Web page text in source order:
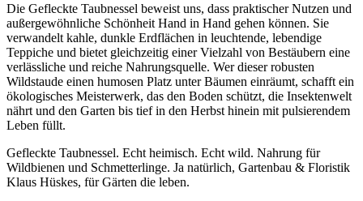
Die Gefleckte Taubnessel beweist uns, dass praktischer Nutzen und
außergewöhnliche Schönheit Hand in Hand gehen können. Sie
verwandelt kahle, dunkle Erdflächen in leuchtende, lebendige
Teppiche und bietet gleichzeitig einer Vielzahl von Bestäubern eine
verlässliche und reiche Nahrungsquelle. Wer dieser robusten
Wildstaude einen humosen Platz unter Bäumen einräumt, schafft ein
ökologisches Meisterwerk, das den Boden schützt, die Insektenwelt
nährt und den Garten bis tief in den Herbst hinein mit pulsierendem
Leben füllt.
Gefleckte Taubnessel. Echt heimisch. Echt wild. Nahrung für
Wildbienen und Schmetterlinge. Ja natürlich, Gartenbau & Floristik
Klaus Hüskes, für Gärten die leben.